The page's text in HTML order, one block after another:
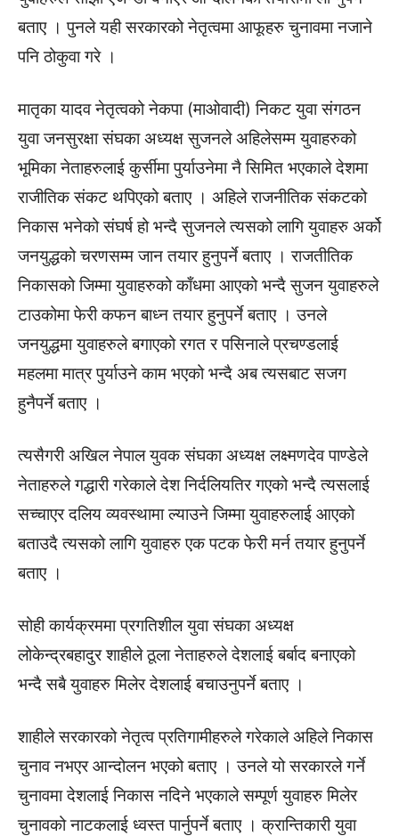
बताए । पुनले यही सरकारको नेतृत्वमा आफूहरु चुनावमा नजाने
पनि ठोकुवा गरे ।
मातृका यादव नेतृत्वको नेकपा (माओवादी) निकट युवा संगठन
युवा जनसुरक्षा संघका अध्यक्ष सुजनले अहिलेसम्म युवाहरुको
भूमिका नेताहरुलाई कुर्सीमा पुर्याउनेमा नै सिमित भएकाले देशमा
राजीतिक संकट थपिएको बताए । अहिले राजनीतिक संकटको
निकास भनेको संघर्ष हो भन्दै सुजनले त्यसको लागि युवाहरु अर्को
जनयुद्धको चरणसम्म जान तयार हुनुपर्ने बताए । राजतीतिक
निकासको जिम्मा युवाहरुको काँधमा आएको भन्दै सुजन युवाहरुले
टाउकोमा फेरी कफन बाध्न तयार हुनुपर्ने बताए । उनले
जनयुद्धमा युवाहरुले बगाएको रगत र पसिनाले प्रचण्डलाई
महलमा मात्र पुर्याउने काम भएको भन्दै अब त्यसबाट सजग
हुनैपर्ने बताए ।
त्यसैगरी अखिल नेपाल युवक संघका अध्यक्ष लक्ष्मणदेव पाण्डेले
नेताहरुले गद्धारी गरेकाले देश निर्दलियतिर गएको भन्दै त्यसलाई
सच्चाएर दलिय व्यवस्थामा ल्याउने जिम्मा युवाहरुलाई आएको
बताउदै त्यसको लागि युवाहरु एक पटक फेरी मर्न तयार हुनुपर्ने
बताए ।
सोही कार्यक्रममा प्रगतिशील युवा संघका अध्यक्ष
लोकेन्द्रबहादुर शाहीले ठूला नेताहरुले देशलाई बर्बाद बनाएको
भन्दै सबै युवाहरु मिलेर देशलाई बचाउनुपर्ने बताए ।
शाहीले सरकारको नेतृत्व प्रतिगामीहरुले गरेकाले अहिले निकास
चुनाव नभएर आन्दोलन भएको बताए । उनले यो सरकारले गर्ने
चुनावमा देशलाई निकास नदिने भएकाले सम्पूर्ण युवाहरु मिलेर
चुनावको नाटकलाई ध्वस्त पार्नुपर्ने बताए । क्रान्तिकारी युवा